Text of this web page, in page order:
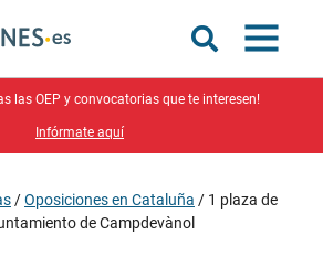
las OEP y convocatorias que te interesen!
Infórmate aquí
/Oposiciones en Cataluña / 1 plaza de
de Campdevànol